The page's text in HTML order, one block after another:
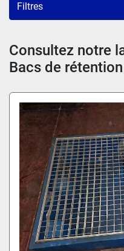
Filtres
Consultez notre
Bacs de